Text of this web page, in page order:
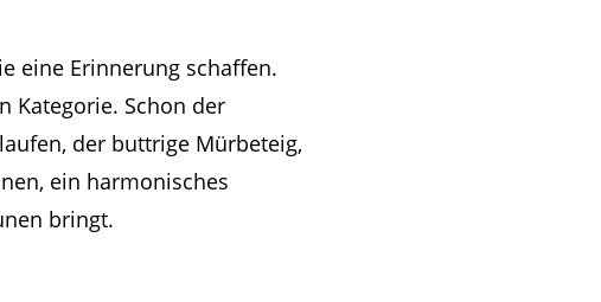
eine Erinnerung schaffen.
Kategorie. Schon der
der buttrige Mürbeteig,
ein harmonisches
bringt.